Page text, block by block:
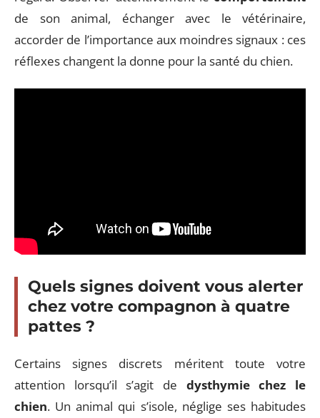
de son animal, échanger avec le vétérinaire,
accorder de l’importance aux moindres signaux : ces
réflexes changent la donne pour la santé du chien.
Quels signes doivent vous alerter
chez votre compagnon à quatre
pattes ?
Certains signes discrets méritent toute votre
attention lorsqu’il s’agit de dysthymie chez le
chien. Un animal qui s’isole, néglige ses habitudes